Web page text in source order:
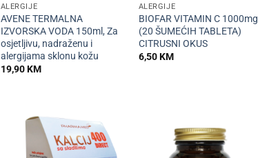
ALERGIJE
AVENE TERMALNA
IZVORSKA VODA 150ml, Za
osjetljivu, nadraženu i
alergijama sklonu kožu
19,90KM
ALERGIJE
BIOFAR VITAMIN C 1000mg
(20 ŠUMEĆIH TABLETA)
CITRUSNI OKUS
6,50KM